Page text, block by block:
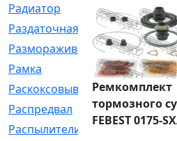
Радиатор
[916]
Раздаточная
[1]
Размораживатель
[1]
Рамка
[29]
Раскоксовывание
[4]
Распредвал
[41]
Распылители
[226]
Ремкомплект
тормозного
FEBEST 0175-